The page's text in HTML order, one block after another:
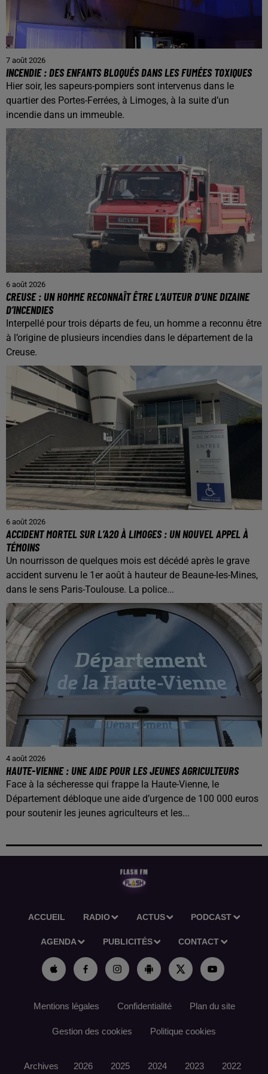
7 août 2026
INCENDIE : DES ENFANTS BLOQUÉS DANS LES FUMÉES TOXIQUES
Hier soir, les sapeurs-pompiers sont intervenus dans le
quartier des Portes-Ferrées, à Limoges, à la suite d’un
incendie dans un immeuble.
6 août 2026
CREUSE : UN HOMME RECONNAÎT ÊTRE L’AUTEUR D’UNE DIZAINE
D’INCENDIES
Interpellé pour trois départs de feu, un homme a reconnu être
à l’origine de plusieurs incendies dans le département de la
Creuse.
6 août 2026
ACCIDENT MORTEL SUR L’A20 À LIMOGES : UN NOUVEL APPEL À
TÉMOINS
Un nourrisson de quelques mois est décédé après le grave
accident survenu le 1er août à hauteur de Beaune-les-Mines,
dans le sens Paris-Toulouse. La police...
4 août 2026
HAUTE-VIENNE : UNE AIDE POUR LES JEUNES AGRICULTEURS
Face à la sécheresse qui frappe la Haute-Vienne, le
Département débloque une aide d’urgence de 100 000 euros
pour soutenir les jeunes agriculteurs et les...
ACCUEIL RADIO ACTUS PODCAST
AGENDA PUBLICITÉS CONTACT
Mentions légales Confidentialité Plan du site
Gestion des cookies Politique cookies
Archives 2026 2025 2024 2023 2022